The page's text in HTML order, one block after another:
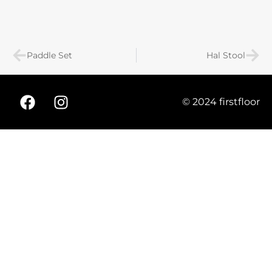
Paddle Set Hal Stool
© 2024 firstfloor